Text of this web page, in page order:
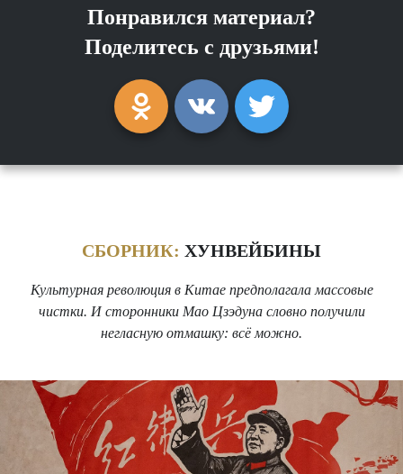
Понравился материал?
Поделитесь с друзьями!
СБОРНИК: ХУНВЕЙБИНЫ
Культурная революция в Китае предполагала массовые
чистки. И сторонники Мао Цзэдуна словно получили
негласную отмашку: всё можно.